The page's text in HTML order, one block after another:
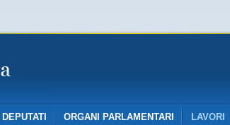
DEPUTATI ORGANI PARLAMENTARI LAVORI